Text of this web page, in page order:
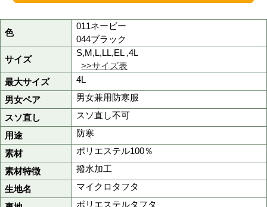
品番
48401
商品名
防寒パンツ
定価
10,400円(税抜)